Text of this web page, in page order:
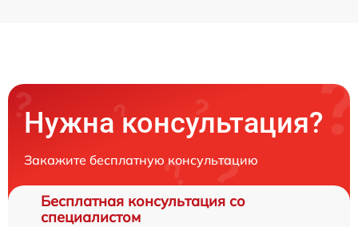
Нужна консультация?
Закажите бесплатную консультацию
Бесплатная консультация со
специалистом